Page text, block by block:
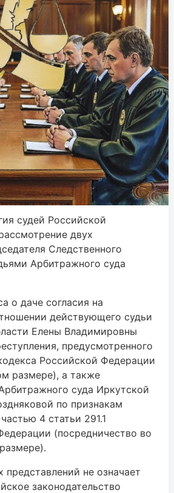
судей Российской
двух
Следственного
Арбитражного суда
о даче согласия на
действующего судьи
Елены Владимировны
предусмотренного
Российской Федерации
размере), а также
суда Иркутской
по признакам
4 статьи 291.1
(посредничество во
не означает
законодательство